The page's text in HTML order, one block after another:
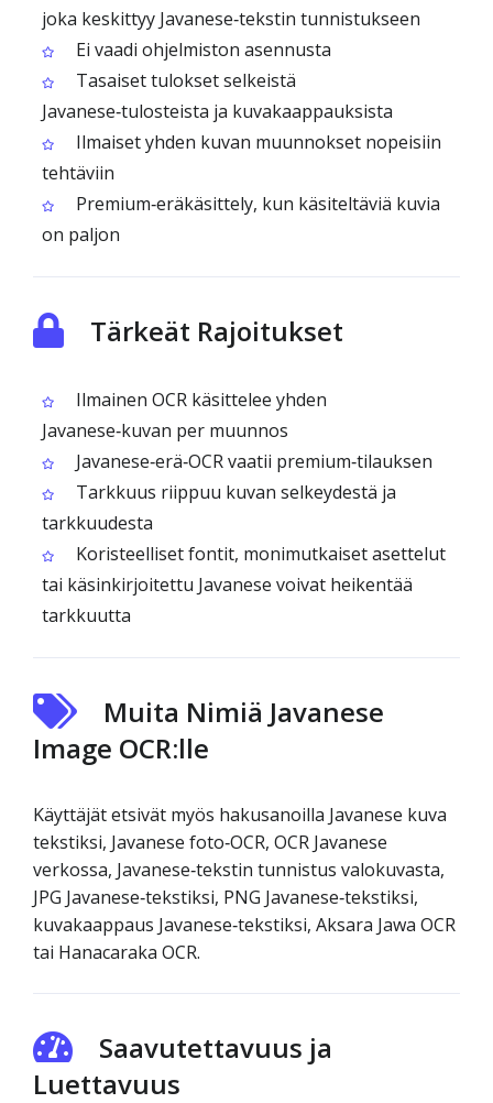
joka keskittyy Javanese‑tekstin tunnistukseen
Ei vaadi ohjelmiston asennusta
Tasaiset tulokset selkeistä
Javanese‑tulosteista ja kuvakaappauksista
Ilmaiset yhden kuvan muunnokset nopeisiin
tehtäviin
Premium‑eräkäsittely, kun käsiteltäviä kuvia
on paljon
Tärkeät Rajoitukset
Ilmainen OCR käsittelee yhden
Javanese‑kuvan per muunnos
Javanese‑erä‑OCR vaatii premium‑tilauksen
Tarkkuus riippuu kuvan selkeydestä ja
tarkkuudesta
Koristeelliset fontit, monimutkaiset asettelut
tai käsinkirjoitettu Javanese voivat heikentää
tarkkuutta
Muita Nimiä Javanese
Image OCR:lle
Käyttäjät etsivät myös hakusanoilla Javanese kuva
tekstiksi, Javanese foto‑OCR, OCR Javanese
verkossa, Javanese‑tekstin tunnistus valokuvasta,
JPG Javanese‑tekstiksi, PNG Javanese‑tekstiksi,
kuvakaappaus Javanese‑tekstiksi, Aksara Jawa OCR
tai Hanacaraka OCR.
Saavutettavuus ja
Luettavuus